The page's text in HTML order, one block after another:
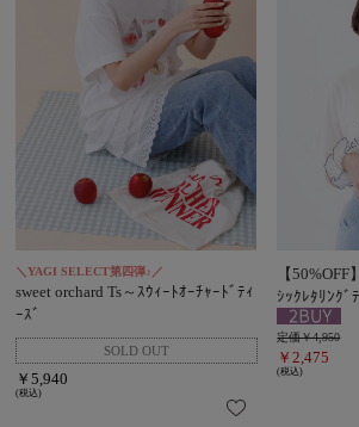
＼YAGI SELECT第四弾♪／
sweet orchard Ts～ｽｳｨｰﾄｵｰﾁｬｰﾄﾞﾃｨ
ｰｽﾞ
￥5,940
(税込)
【
ｼｯｸﾚﾀﾘﾝｸﾞ
定価￥4,950
￥2,475
(税込)